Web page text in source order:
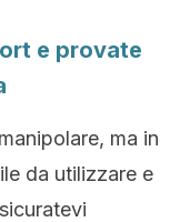
e provate
ma in
da utilizzare e